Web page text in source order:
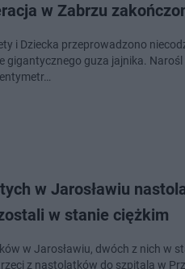
w Zabrzu
i Dziecka przeprowadzono
gigantycznego guza jajnika. Narośl
w Jarosławiu
w stanie ciężkim
w Jarosławiu, dwóch z nich w
z nastolatków do szpitala w